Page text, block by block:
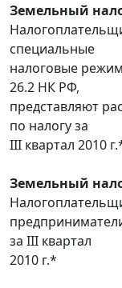
Земельный
специальные
налоговые
26.2 НК РФ,
представляют
по налогу за
III квартал 2010
Земельный
за III квартал
2010 г.*